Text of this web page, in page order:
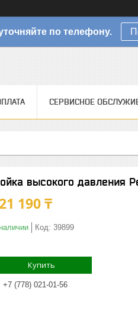
по телефону.
СЕРВИСНОЕ
высокого давления
190 ₸
Код: 39899
Купить
+7 (778) 021-01-56